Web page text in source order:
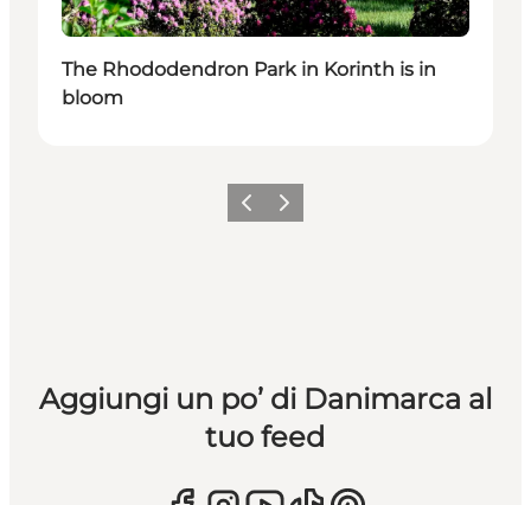
The Rhododendron Park in Korinth is in
bloom
Precedente
Avanti
Aggiungi un po’ di Danimarca al
tuo feed